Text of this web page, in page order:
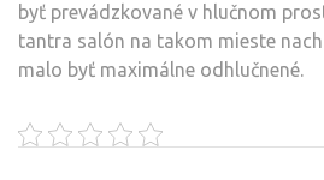
byť prevádzkované v hlučnom
tantra salón na takom mieste
malo byť maximálne odhlučnené.